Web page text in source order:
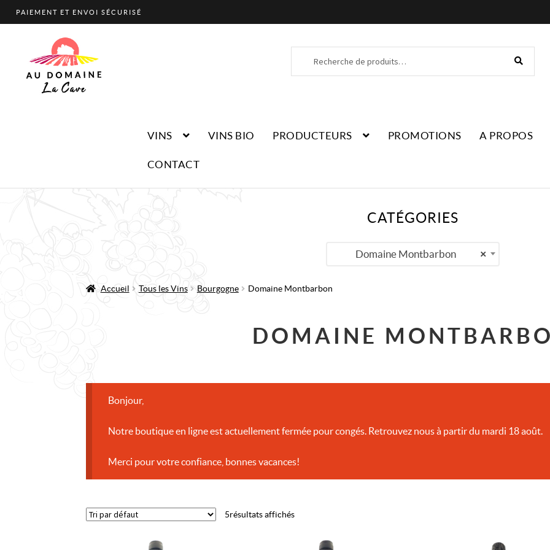
PAIEMENT ET ENVOI SÉCURISÉ
navigation
contenu
VINS VINS BIO PRODUCTEURS PROMOTIONS A PROPOS
CONTACT
CATÉGORIES
×
Domaine Montbarbon
Accueil Tous les Vins Bourgogne Domaine Montbarbon
DOMAINE
Bonjour,
Notre boutique en ligne est actuellement fermée pour congés. Retrouvez nous à partir du mardi 18 août.
Merci pour votre confiance, bonnes vacances!
5 résultats affichés